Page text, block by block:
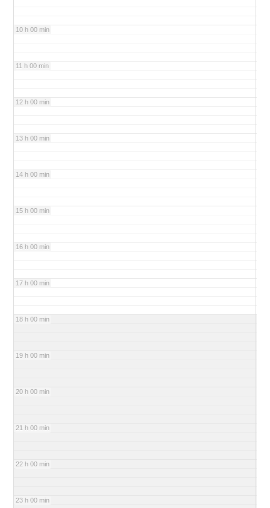
10 h 00 min
11 h 00 min
12 h 00 min
13 h 00 min
14 h 00 min
15 h 00 min
16 h 00 min
17 h 00 min
18 h 00 min
19 h 00 min
20 h 00 min
21 h 00 min
22 h 00 min
23 h 00 min